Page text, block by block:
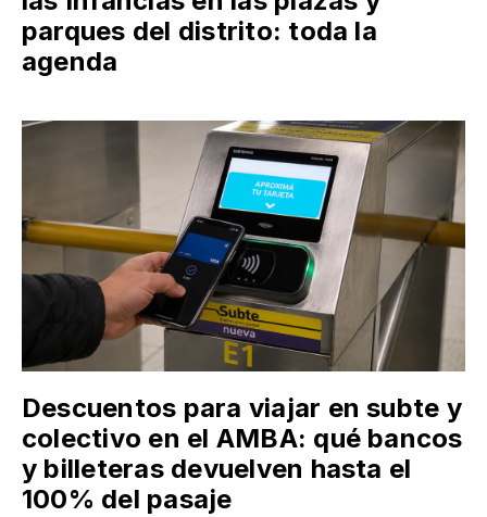
parques del distrito: toda la
agenda
Descuentos para viajar en subte y
colectivo en el AMBA: qué bancos
y billeteras devuelven hasta el
100% del pasaje